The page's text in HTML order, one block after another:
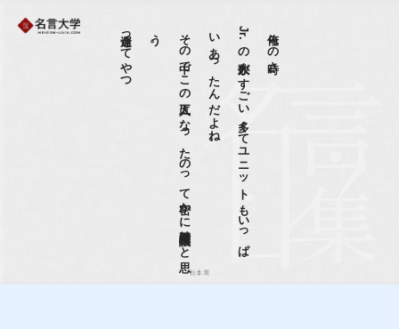
俺らの時さ、
J
r
.
の
人数が
す
ご
い
多く
て
ユ
ニ
ッ
ト
も
い
っ
ぱ
い
あ
っ
た
ん
だ
よ
ね
。
そ
の
中で
こ
の
五人に
な
っ
た
の
っ
て
密か
に
結構不思議だ
と
思
う
。
運命ってやつ
松本潤